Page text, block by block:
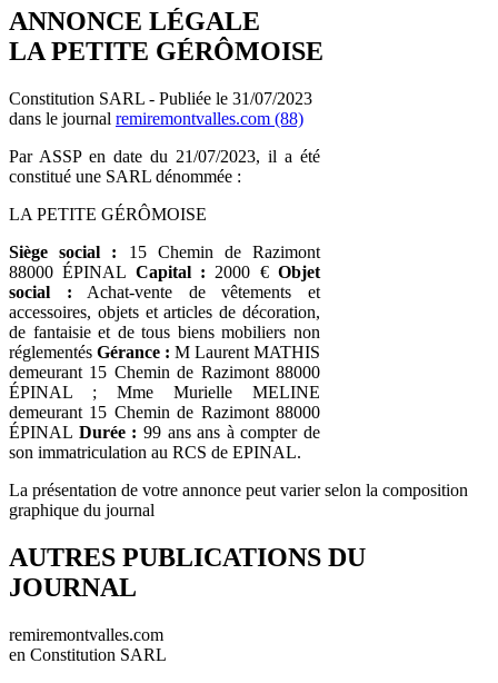
ANNONCE LÉGALE
LA PETITE GÉRÔMOISE
Constitution SARL - Publiée le 31/07/2023
dans le journal remiremontvalles.com (88)
Par ASSP en date du 21/07/2023, il a été
constitué une SARL dénommée :
LA PETITE GÉRÔMOISE
Siège social : 15 Chemin de Razimont
88000 ÉPINAL Capital : 2000 €Objet
social : Achat-vente de vêtements et
accessoires, objets et articles de décoration,
de fantaisie et de tous biens mobiliers non
réglementés Gérance : M Laurent MATHIS
demeurant 15 Chemin de Razimont 88000
ÉPINAL ; Mme Murielle MELINE
demeurant 15 Chemin de Razimont 88000
ÉPINAL Durée : 99 ans ans à compter de
son immatriculation au RCS de EPINAL.
La présentation de votre annonce peut varier selon la composition
graphique du journal
AUTRES PUBLICATIONS DU
JOURNAL
remiremontvalles.com
en Constitution SARL